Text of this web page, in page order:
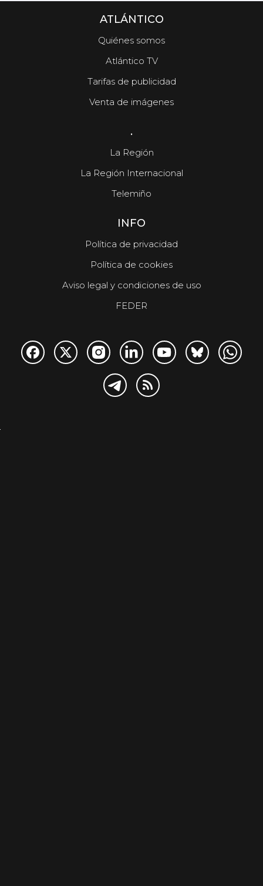
ATLÁNTICO
Quiénes somos
Atlántico TV
Tarifas de publicidad
Venta de imágenes
.
La Región
La Región Internacional
Telemiño
INFO
Política de privacidad
Política de cookies
Aviso legal y condiciones de uso
FEDER